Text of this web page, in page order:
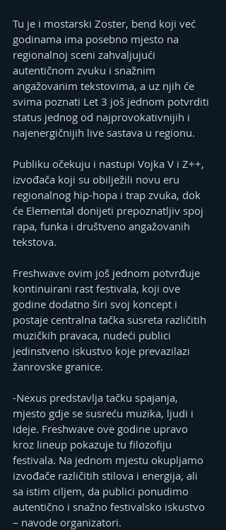
Tu je i mostarski Zoster, bend koji već
godinama ima posebno mjesto na
regionalnoj sceni zahvaljujući
autentičnom zvuku i snažnim
angažovanim tekstovima, a uz njih će
svima poznati Let 3 još jednom potvrditi
status jednog od najprovokativnijih i
najenergičnijih live sastava u regionu.
Publiku očekuju i nastupi Vojka V i Z++,
izvođača koji su obilježili novu eru
regionalnog hip-hopa i trap zvuka, dok
će Elemental donijeti prepoznatljiv spoj
rapa, funka i društveno angažovanih
tekstova.
Freshwave ovim još jednom potvrđuje
kontinuirani rast festivala, koji ove
godine dodatno širi svoj koncept i
postaje centralna tačka susreta različitih
muzičkih pravaca, nudeći publici
jedinstveno iskustvo koje prevazilazi
žanrovske granice.
-Nexus predstavlja tačku spajanja,
mjesto gdje se susreću muzika, ljudi i
ideje. Freshwave ove godine upravo
kroz lineup pokazuje tu filozofiju
festivala. Na jednom mjestu okupljamo
izvođače različitih stilova i energija, ali
sa istim ciljem, da publici ponudimo
autentično i snažno festivalsko iskustvo
– navode organizatori.